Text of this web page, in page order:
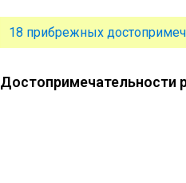
18 прибрежных
Достопримечательности